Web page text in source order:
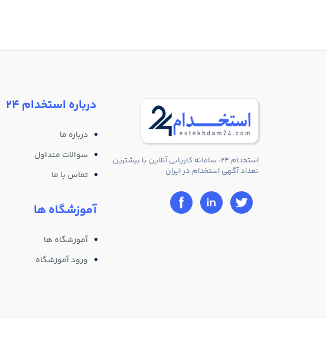
استخدام 24: سامانه کاریابی آنلاین با بیشترین
تعداد آگهی استخدام در ایران
درباره استخدام 24
درباره ما
سوالات متداول
تماس با ما
آموزشگاه ها
آموزشگاه ها
ورود آموزشگاه